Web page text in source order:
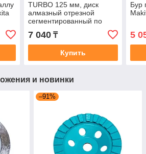
TURBO 125 мм, диск
алмазный отрезной
сегментированный по
армированному бетону,
кирпичу, KRAFTOOL
7 040₸
Купить
Бур
5
и новинки
–91%